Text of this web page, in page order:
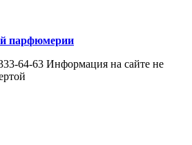
парфюмерии
64-63 Информация на сайте не